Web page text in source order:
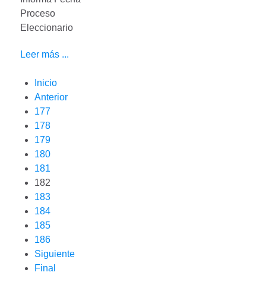
Proceso
Eleccionario
Leer más ...
Inicio
Anterior
177
178
179
180
181
182
183
184
185
186
Siguiente
Final